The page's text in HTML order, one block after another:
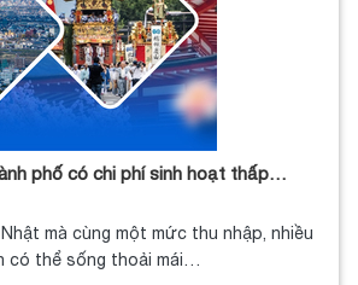
phố có chi phí sinh hoạt thấp…
mà cùng một mức thu nhập, nhiều
có thể sống thoải mái…